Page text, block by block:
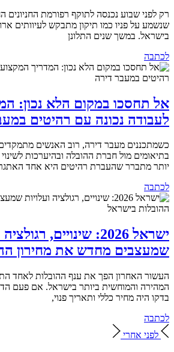
רק לפני שבוע נכנסה לתוקף רפורמת
שנשמע על פניו כמו תיקון מתבקש לעיוותים
בישראל. במשך שנים התלונן
לכתבה
אל תחסכו במקום הלא נכון:
לעבודה נכונה עם רהיטים
כשמתכננים מעבר דירה, רוב האנשים מתמקדים
בתיאומים מול חברת ההובלה ובהיערכות
יותר מתברר שהעברת רהיטים היא אחד
לכתבה
ישראל 2026: שינויים,
שמעצבים מחדש את מחירון
העשור האחרון הפך את ענף ההובלות לאחד
המהירה והמוחשית ביותר בישראל. אם פעם
בדקו היה מחיר כללי ותאריך פנוי,
לכתבה
לפני אחרי